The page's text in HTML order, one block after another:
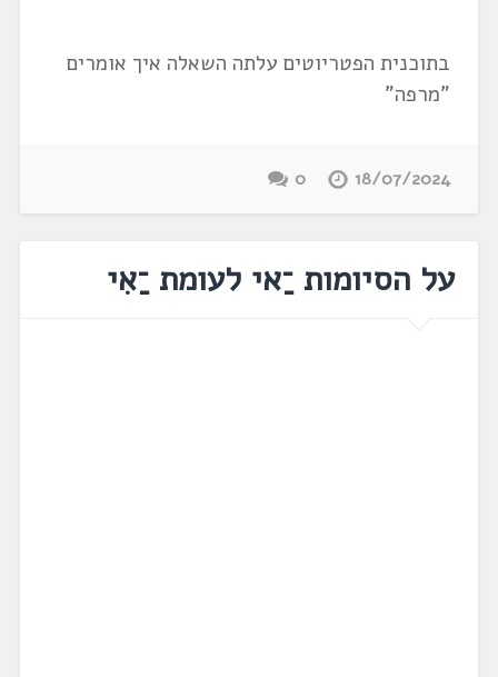
בתוכנית הפטריוטים עלתה השאלה איך אומרים
"מרפה"
18/07/2024
0
על הסיומות ־ַאי לעומת ־ַאִי